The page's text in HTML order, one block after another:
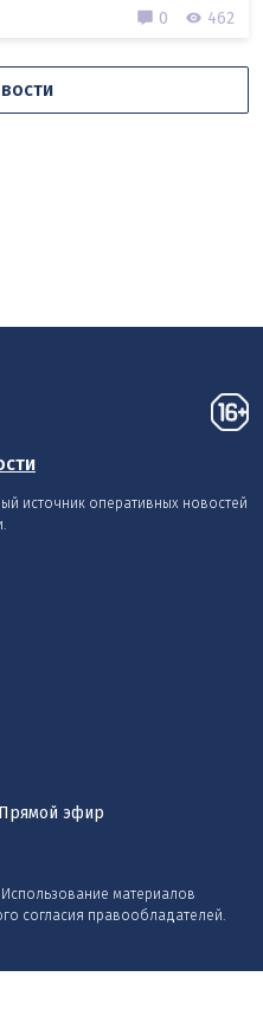
0 462
источник оперативных новостей
Прямой эфир
материалов
согласия правообладателей.